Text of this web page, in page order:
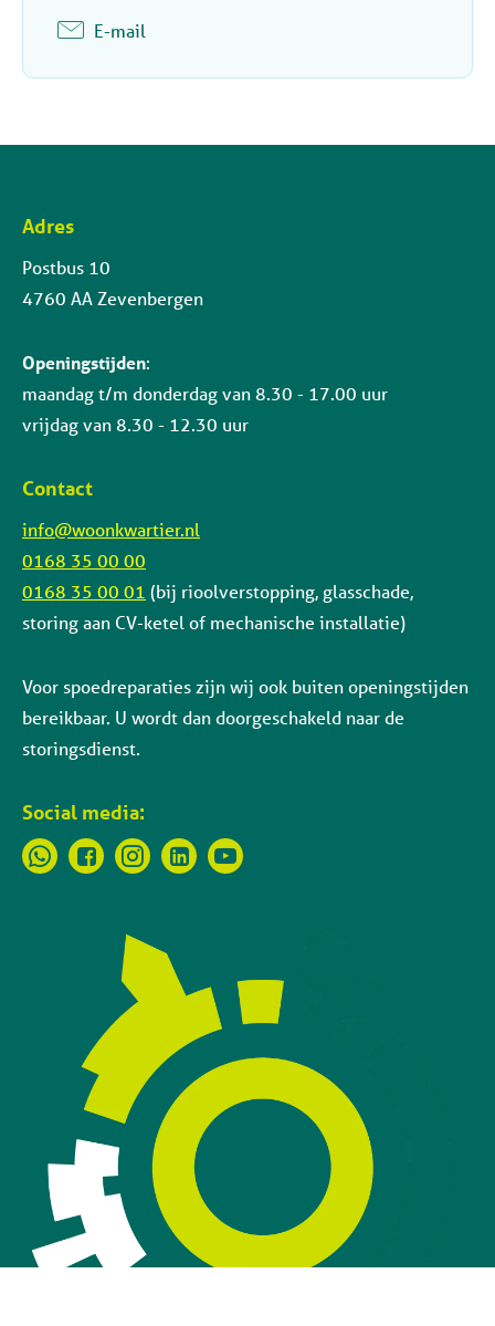
E-mail
Contactinformatie
Adres
Postbus 10
4760 AA Zevenbergen
Openingstijden:
maandag t/m donderdag van 8.30 - 17.00 uur
vrijdag van 8.30 - 12.30 uur
Contact
info@woonkwartier.nl
0168 35 00 00
0168 35 00 01 (bij rioolverstopping, glasschade,
storing aan CV-ketel of mechanische installatie)
Voor spoedreparaties zijn wij ook buiten openingstijden
bereikbaar. U wordt dan doorgeschakeld naar de
storingsdienst.
Social media: